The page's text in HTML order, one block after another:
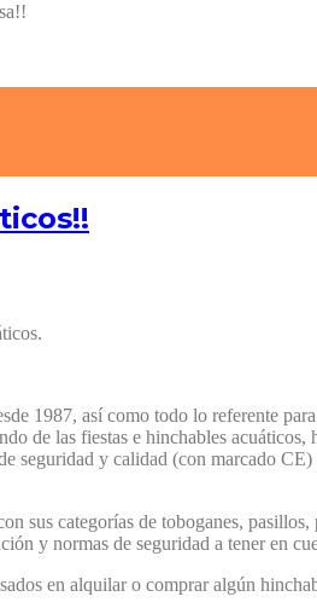
1987, así como todo lo referente
de las fiestas e hinchables
seguridad y calidad (con marcado
sus categorías de toboganes,
y normas de seguridad a tener en
en alquilar o comprar algún